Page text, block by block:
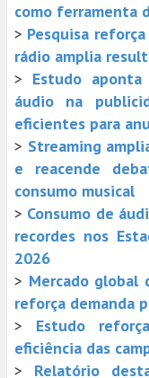
como ferramenta
> Pesquisa
rádio amplia
> Estudo
áudio na
eficientes para
> Streaming
e reacende
consumo musical
> Consumo de
recordes nos
2026
> Mercado global
reforça demanda
> Estudo
eficiência das
> Relatório